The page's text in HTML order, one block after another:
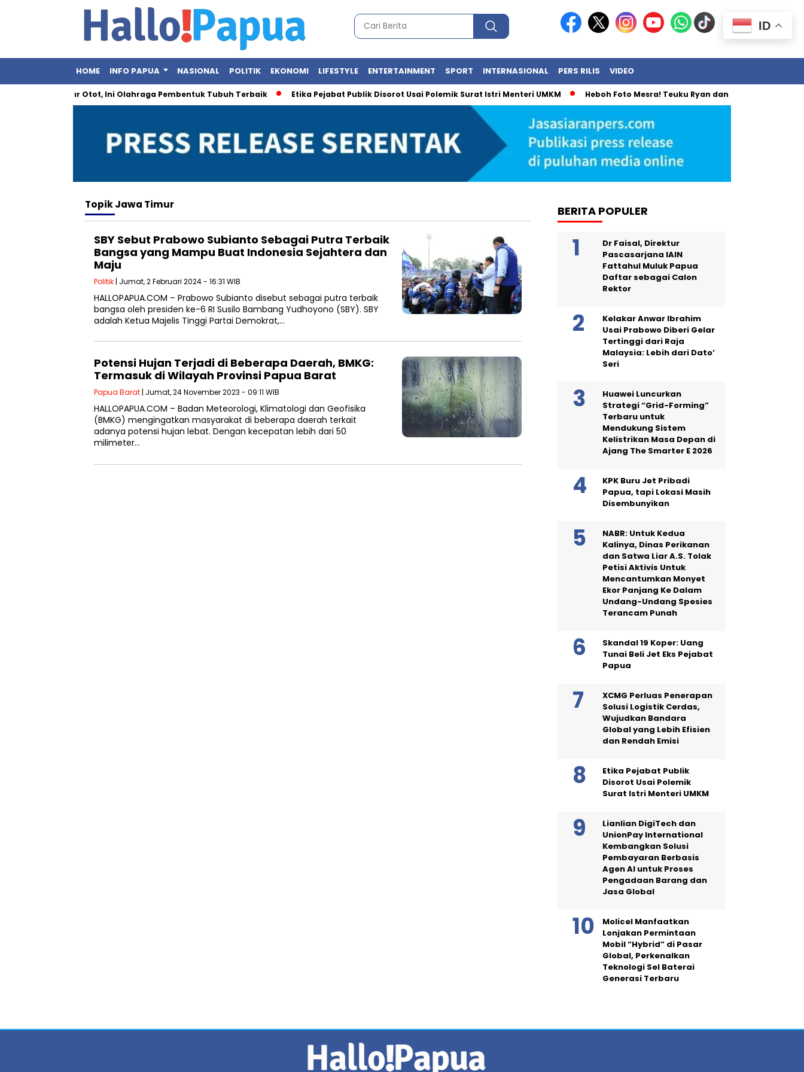
HOME INFO PAPUA NASIONAL POLITIK EKONOMI LIFESTYLE ENTERTAINMENT SPORT INTERNASIONAL PERS RILIS VIDEO
Bukan Sekadar Otot, Ini Olahraga Pembentuk Tubuh Terbaik Etika Pejabat Publik Disorot Usai Polemik Surat Istri Menteri UMKM Heboh Foto Mesra! Teuku Ryan dan Olla Ramlan
TopikJawa Timur
SBY Sebut Prabowo Subianto Sebagai Putra Terbaik
Bangsa yang Mampu Buat Indonesia Sejahtera dan
Maju
Politik | Jumat, 2 Februari 2024 - 16:31 WIB
HALLOPAPUA.COM – Prabowo Subianto disebut sebagai putra terbaik
bangsa oleh presiden ke-6 RI Susilo Bambang Yudhoyono (SBY). SBY
adalah Ketua Majelis Tinggi Partai Demokrat,…
Potensi Hujan Terjadi di Beberapa Daerah, BMKG:
Termasuk di Wilayah Provinsi Papua Barat
Papua Barat | Jumat, 24 November 2023 - 09:11 WIB
HALLOPAPUA.COM – Badan Meteorologi, Klimatologi dan Geofisika
(BMKG) mengingatkan masyarakat di beberapa daerah terkait
adanya potensi hujan lebat. Dengan kecepatan lebih dari 50
milimeter…
BERITA POPULER
Dr Faisal, Direktur
Pascasarjana IAIN
Fattahul Muluk Papua
Daftar sebagai Calon
Rektor
Kelakar Anwar Ibrahim
Usai Prabowo Diberi Gelar
Tertinggi dari Raja
Malaysia: Lebih dari Dato’
Seri
Huawei Luncurkan
Strategi “Grid-Forming”
Terbaru untuk
Mendukung Sistem
Kelistrikan Masa Depan di
Ajang The Smarter E 2026
KPK Buru Jet Pribadi
Papua, tapi Lokasi Masih
Disembunyikan
NABR: Untuk Kedua
Kalinya, Dinas Perikanan
dan Satwa Liar A.S. Tolak
Petisi Aktivis Untuk
Mencantumkan Monyet
Ekor Panjang Ke Dalam
Undang-Undang Spesies
Terancam Punah
Skandal 19 Koper: Uang
Tunai Beli Jet Eks Pejabat
Papua
XCMG Perluas Penerapan
Solusi Logistik Cerdas,
Wujudkan Bandara
Global yang Lebih Efisien
dan Rendah Emisi
Etika Pejabat Publik
Disorot Usai Polemik
Surat Istri Menteri UMKM
Lianlian DigiTech dan
UnionPay International
Kembangkan Solusi
Pembayaran Berbasis
Agen AI untuk Proses
Pengadaan Barang dan
Jasa Global
Molicel Manfaatkan
Lonjakan Permintaan
Mobil “Hybrid” di Pasar
Global, Perkenalkan
Teknologi Sel Baterai
Generasi Terbaru
ID